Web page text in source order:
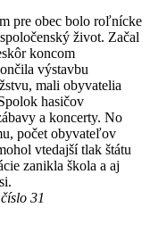
pre obec bolo roľnícke
život. Začal
koncom
výstavbu
mali obyvatelia
hasičov
a koncerty. No
počet obyvateľov
vtedajší tlak štátu
zanikla škola a aj
31